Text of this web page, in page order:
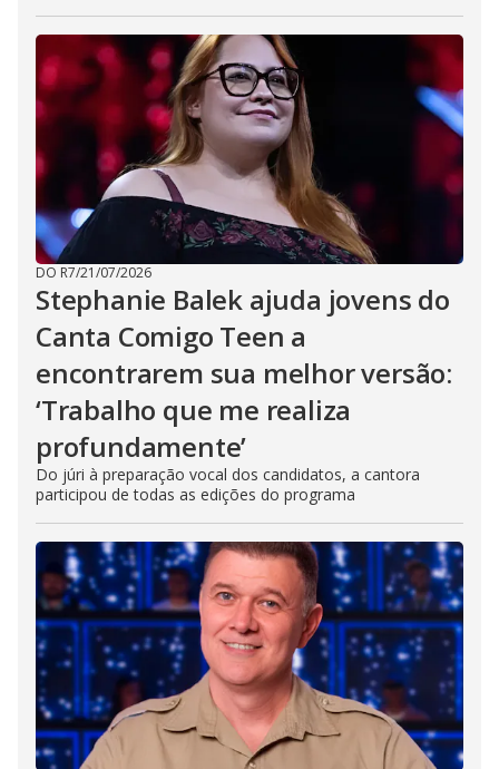
DO R7/21/07/2026
Stephanie Balek ajuda jovens do
Canta Comigo Teen a
encontrarem sua melhor versão:
‘Trabalho que me realiza
profundamente’
Do júri à preparação vocal dos candidatos, a cantora
participou de todas as edições do programa